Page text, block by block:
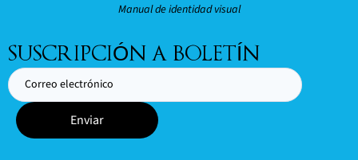
Manual de identidad visual
SUSCRIPCIÓN A BOLETÍN
Enviar